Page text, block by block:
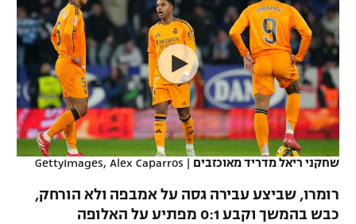
VOD
רץ ברשת
תוצאות
לוח שידורים
נבחרת ישראל
מכבי חיפה
בית"ר ירושלים
מכבי תל אביב
הפועל תל אביב
הפועל חיפה
ליגה ספרדית
ליגה איטלקית
ליגה צרפתית
ליגה הולנדית
ליגה טורקית
כדורסל נשים
מכבי תל אביב
הפועל חולון
הפועל ירושלים
דני אבדיה
יורוליג
יורוקאפ
טניס
כדוריד
כדורעף
שחייה
ג'ודו
שחקני ריאל מדריד מאוכזבים |
GettyImages, Alex Caparros
רומרו, שביצע עבירה גסה על אמבפה ולא הורחק,
כבש בהמשך וקבע 0:1 מפתיע על האלופה